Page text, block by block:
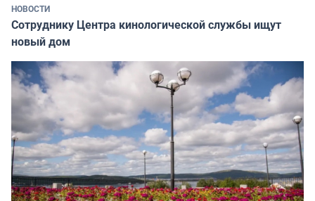
НОВОСТИ
Сотруднику Центра кинологической службы ищут
новый дом